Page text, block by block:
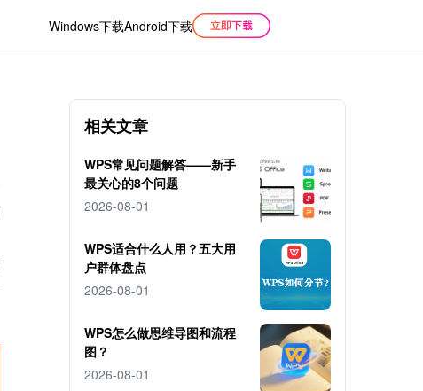
Windows下载Android下载
相关文章
WPS常见问题解答——新手
最关心的8个问题
2026-08-01
WPS适合什么人用？五大用
户群体盘点
2026-08-01
WPS怎么做思维导图和流程
图？
2026-08-01